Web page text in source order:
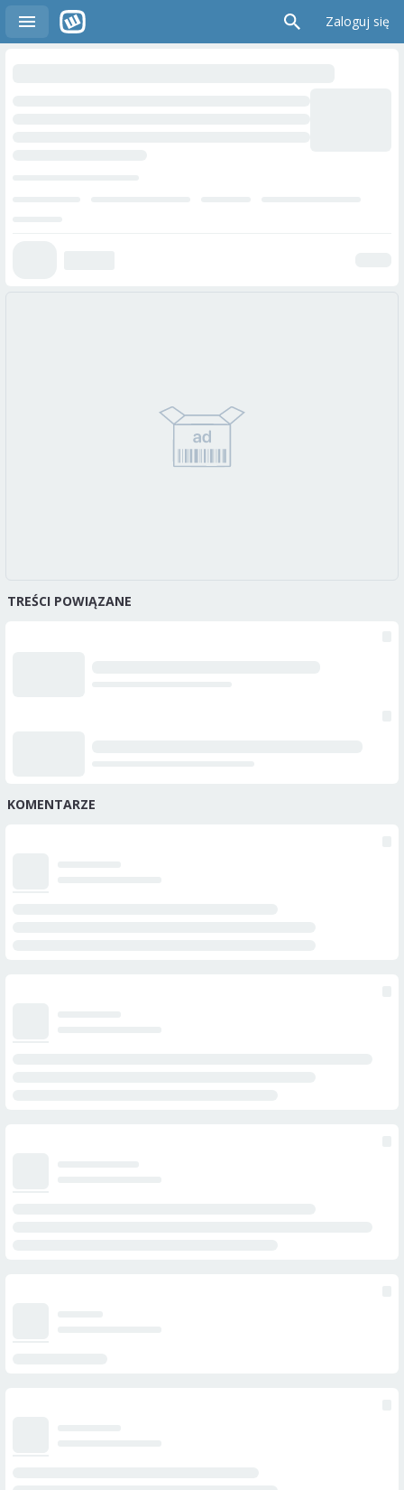
Zaloguj się
TREŚCI POWIĄZANE
KOMENTARZE